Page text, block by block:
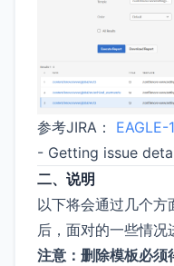
参考JIRA： EAGLE-
- Getting issue
二、说明
以下将会通过几个
后，面对的一些情况
注意：删除模板必